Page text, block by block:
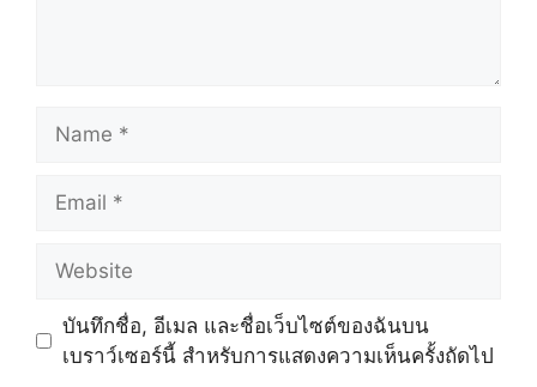
บันทึกชื่อ, อีเมล และชื่อเว็บไซต์ของฉันบน
เบราว์เซอร์นี้ สำหรับการแสดงความเห็นครั้งถัดไป